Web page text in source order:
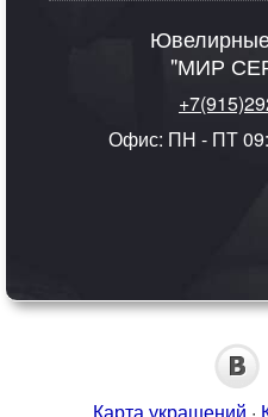
"МИР
Офис: ПН - ПТ